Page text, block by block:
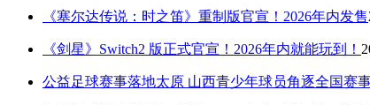
《塞尔达传说：时之笛》重制版官宣！2026年内发售
《剑星》Switch2 版正式官宣！2026年内就能玩到！
公益足球赛事落地太原 山西青少年球员角逐全国赛